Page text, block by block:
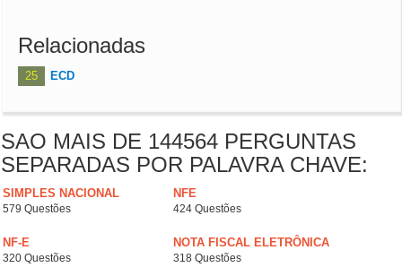
Relacionadas
25 ECD
SAO MAIS DE 144564 PERGUNTAS
SEPARADAS POR PALAVRA CHAVE:
SIMPLES NACIONAL
579 Questões
NFE
424 Questões
NF-E
320 Questões
NOTA FISCAL ELETRÔNICA
318 Questões